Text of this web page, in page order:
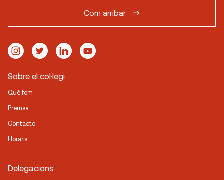
Com arribar
Sobre el col·legi
Què fem
Premsa
Contacte
Horaris
Delegacions